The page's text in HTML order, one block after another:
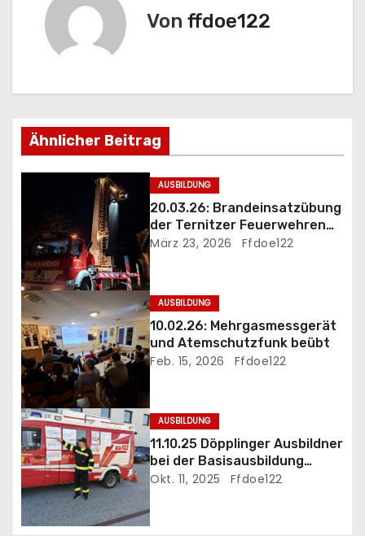
g
s
n
v
i
g
a
t
i
o
n
Von ffdoe122
Ähnlicher Beitrag
AUSBILDUNG
20.03.26: Brandeinsatzübung
der Ternitzer Feuerwehren
FF Döppling und FF St.Johann
März 23, 2026 Ffdoe122
AUSBILDUNG
10.02.26: Mehrgasmessgerät
und Atemschutzfunk beübt
Feb. 15, 2026 Ffdoe122
AUSBILDUNG
11.10.25 Döpplinger Ausbildner
bei der Basisausbildung
eingesetzt
Okt. 11, 2025 Ffdoe122